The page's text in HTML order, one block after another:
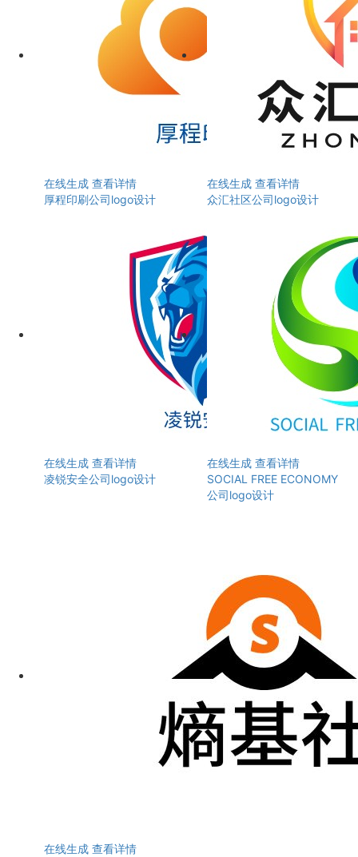
在线生成 查看详情
厚程印刷公司logo设计
在线生成 查看详情
众汇社区公司logo设计
在线生成 查看详情
凌锐安全公司logo设计
在线生成 查看详情
SOCIAL FREE ECONOMY
公司logo设计
在线生成 查看详情